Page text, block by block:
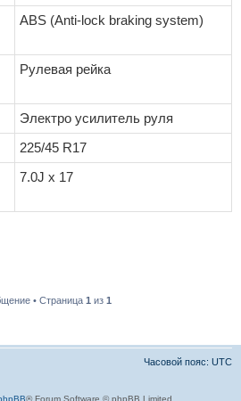
ABS (Anti-lock braking system)
Рулевая рейка
Электро усилитель руля
225/45 R17
7.0J x 17
• Страница 1 из 1
Часовой пояс: UTC